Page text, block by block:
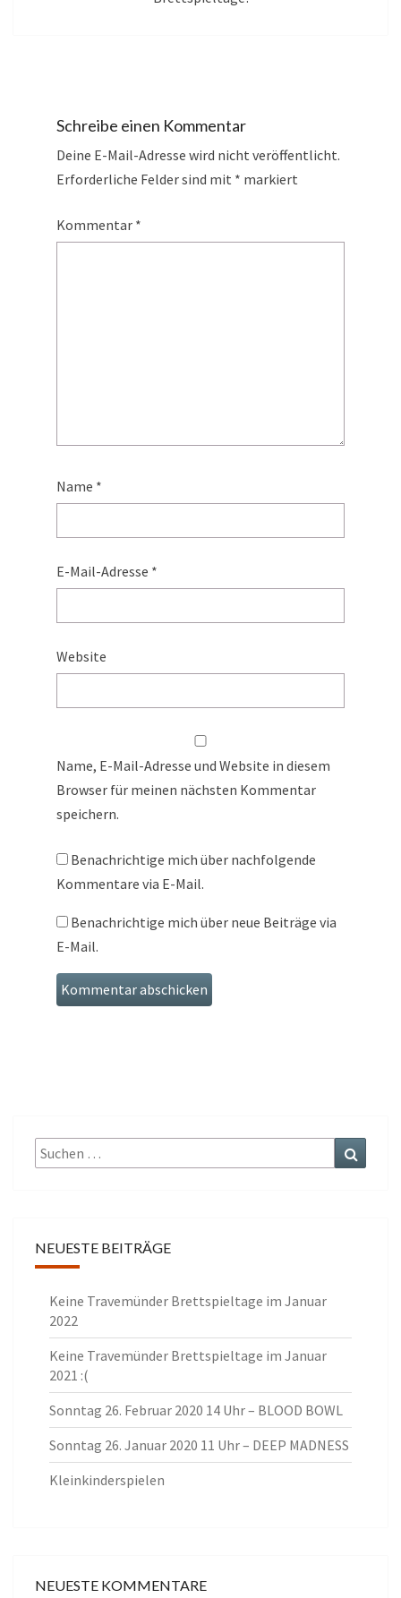
Schreibe einen Kommentar
Deine E-Mail-Adresse wird nicht veröffentlicht.
Erforderliche Felder sind mit * markiert
Kommentar *
Name *
E-Mail-Adresse *
Website
Name, E-Mail-Adresse und Website in diesem
Browser für meinen nächsten Kommentar
speichern.
Benachrichtige mich über nachfolgende
Kommentare via E-Mail.
Benachrichtige mich über neue Beiträge via
E-Mail.
Suche
nach:
NEUESTE BEITRÄGE
Keine Travemünder Brettspieltage im Januar
2022
Keine Travemünder Brettspieltage im Januar
2021 :(
Sonntag 26. Februar 2020 14 Uhr – BLOOD BOWL
Sonntag 26. Januar 2020 11 Uhr – DEEP MADNESS
Kleinkinderspielen
NEUESTE KOMMENTARE